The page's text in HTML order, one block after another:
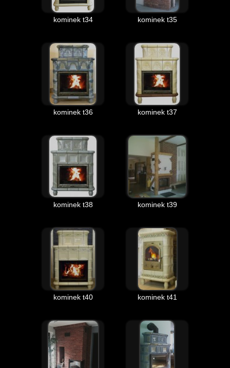
kominek t34 kominek t35
kominek t36 kominek t37
kominek t38 kominek t39
kominek t40 kominek t41